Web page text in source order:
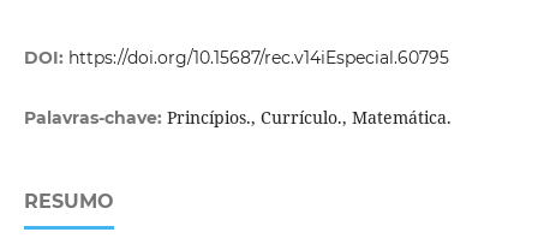
DOI: https://doi.org/10.15687/rec.v14iEspecial.60795
Palavras-chave: Princípios., Currículo., Matemática.
RESUMO